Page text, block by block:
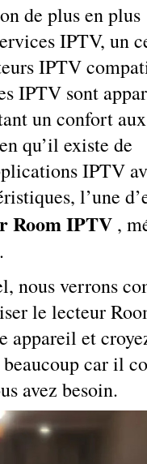
de plus en plus
IPTV, un
IPTV
IPTV sont
un confort aux
qu’il existe de
IPTV
l’une
Room IPTV ,
nous verrons
le lecteur
appareil et
car il
avez besoin.